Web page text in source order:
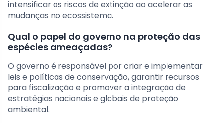
intensificar os riscos de extinção ao acelerar as
mudanças no ecossistema.
Qual o papel do governo na proteção das
espécies ameaçadas?
O governo é responsável por criar e implementar
leis e políticas de conservação, garantir recursos
para fiscalização e promover a integração de
estratégias nacionais e globais de proteção
ambiental.